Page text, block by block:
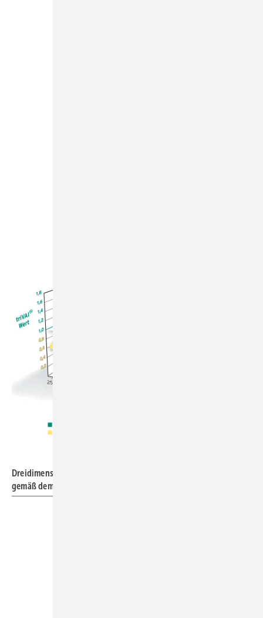
Dreidimensionale Darstellung für eine komplexere Auslegung
gemäß dem Trivalenzpunkt